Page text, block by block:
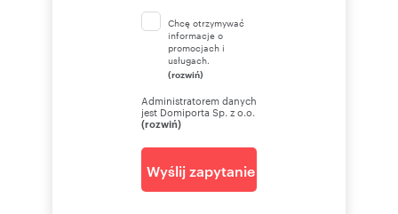
Chcę otrzymywać
informacje o
promocjach i
usługach.
(rozwiń)
Administratorem danych
jest Domiporta Sp. z o.o.
(rozwiń)
Wyślij zapytanie